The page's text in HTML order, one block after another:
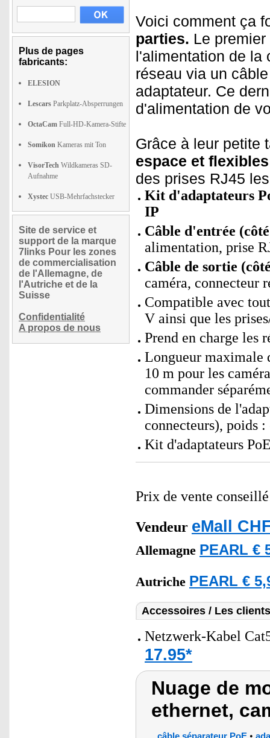
Plus de pages
fabricants:
ELESION
Lescars Parkplatz-Absperrungen
OctaCam Full-HD-Kamera-Stifte
Somikon Kameras mit Ton
VisorTech Wildkameras SD-
Aufnahme
Xystec USB-Mehrfachstecker
Site de service et
support de la marque
7links Pour les zones
de commercialisation
de l'Allemagne, de
l'Autriche et de la
Suisse
Confidentialité
A propos de nous
Voici comment ça
parties. Le
l'alimentation de la
réseau via un
adaptateur. Ce
d'alimentation de
Grâce à leur petite
espace et flexibles
des prises RJ45
Kit d'adaptateurs
IP
Câble d'entrée
alimentation, prise
Câble de sortie
caméra, connecteur
Compatible avec
V ainsi que les
Prend en charge les
Longueur maximale
10 m pour les
commander
Dimensions de
connecteurs), poids
Kit d'adaptateurs
Prix de vente
Vendeur eMall
Allemagne PEARL €
Autriche PEARL €
Accessoires / Les
Netzwerk-Kabel
17.95*
Nuage de
ethernet,
•